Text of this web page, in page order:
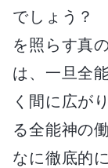
でしょう？
を照らす真
は、一旦全
く間に広が
る全能神の
なに徹底的